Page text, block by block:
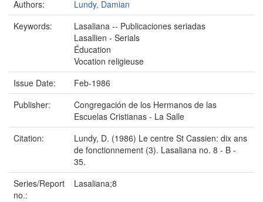
Authors:
Lundy, Damian
Keywords:
Lasaliana -- Publicaciones seriadas
Lasallien - Serials
Éducation
Vocation religieuse
Issue Date:
Feb-1986
Publisher:
Congregación de los Hermanos de las
Escuelas Cristianas - La Salle
Citation:
Lundy, D. (1986) Le centre St Cassien: dix ans
de fonctionnement (3). Lasaliana no. 8 - B -
35.
Series/Report
no.:
Lasaliana;8